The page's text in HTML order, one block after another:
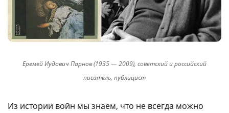
Еремей Иудович Парнов (1935 — 2009), советский и российский
писатель, публицист
Из истории войн мы знаем, что не всегда можно